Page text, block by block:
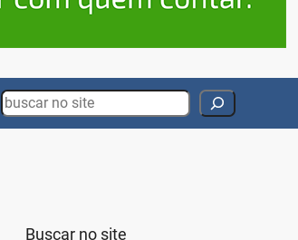
Search
Buscar no site